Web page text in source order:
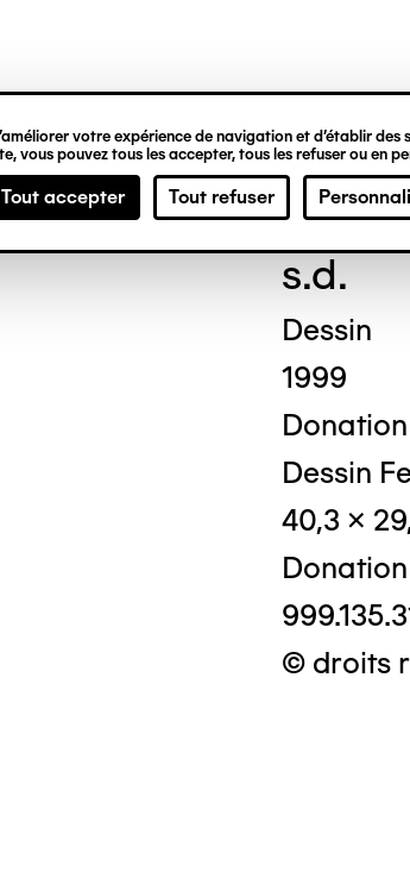
votre expérience de navigation et d’établir des
vous pouvez tous les accepter, tous les refuser ou en
Tout accepter Tout refuser
s.d.
Dessin
1999
Donation
Dessin
40,3 x
© droits